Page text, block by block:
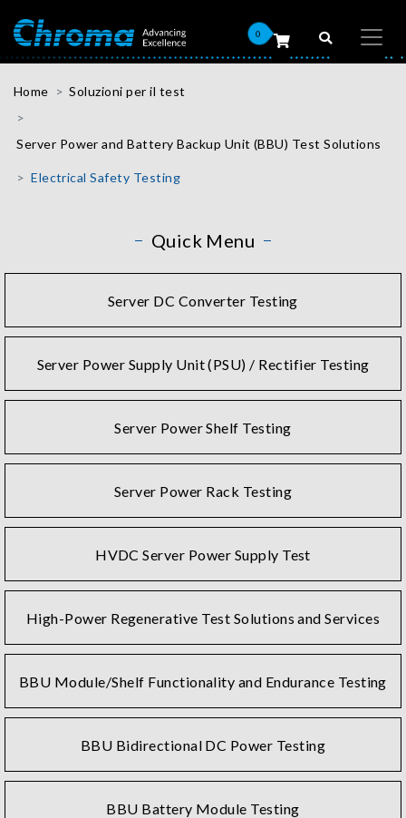
0
Home Soluzioni per il test
Server Power and Battery Backup Unit (BBU) Test Solutions
Electrical Safety Testing
Quick Menu
Server DC Converter Testing
Server Power Supply Unit (PSU) / Rectifier Testing
Server Power Shelf Testing
Server Power Rack Testing
HVDC Server Power Supply Test
High-Power Regenerative Test Solutions and Services
BBU Module/Shelf Functionality and Endurance Testing
BBU Bidirectional DC Power Testing
BBU Battery Module Testing